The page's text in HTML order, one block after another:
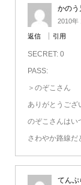
かのう
2010年
返信 引用
SECRET: 0
PASS:
＞のぞこさん
ありがとうござ
のぞこさんはい
さわやか路線だ
てん